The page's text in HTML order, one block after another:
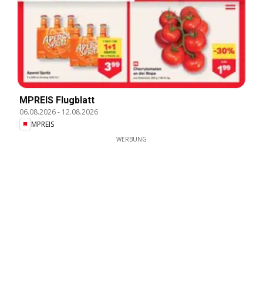
MPREIS Flugblatt
06.08.2026- 12.08.2026
MPREIS
WERBUNG